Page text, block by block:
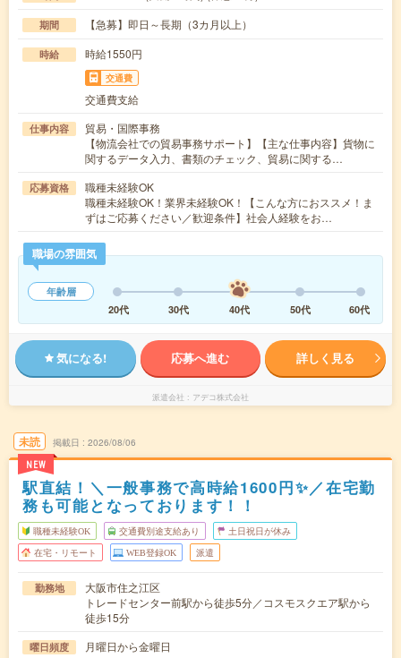
期間 【急募】即日～長期（3カ月以上）
時給 時給1550円
交通費
交通費支給
仕事内容
貿易・国際事務
【物流会社での貿易事務サポート】【主な仕事内容】貨物に
関するデータ入力、書類のチェック、貿易に関する…
応募資格
職種未経験OK
職種未経験OK！業界未経験OK！【こんな方におススメ！ま
ずはご応募ください／歓迎条件】社会人経験をお…
職場の雰囲気
年齢層
20代
30代 40代 50代 60代
気になる! 応募へ進む 詳しく見る
派遣会社 アデコ株式会社
未読
NEW
掲載日 2026/08/06
駅直結！＼一般事務で高時給1600円✨／在宅勤
務も可能となっております！！
職種未経験OK 交通費別途支給あり 土日祝日が休み
在宅・リモート WEB登録OK 派遣
勤務地
大阪市住之江区
トレードセンター前駅から徒歩5分／コスモスクエア駅から
徒歩15分
曜日頻度 月曜日から金曜日